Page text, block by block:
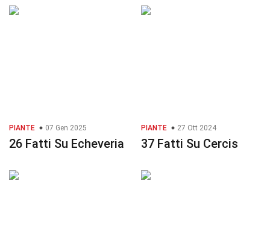
PIANTE 07 Gen 2025
26 Fatti Su Echeveria
PIANTE 27 Ott 2024
37 Fatti Su Cercis